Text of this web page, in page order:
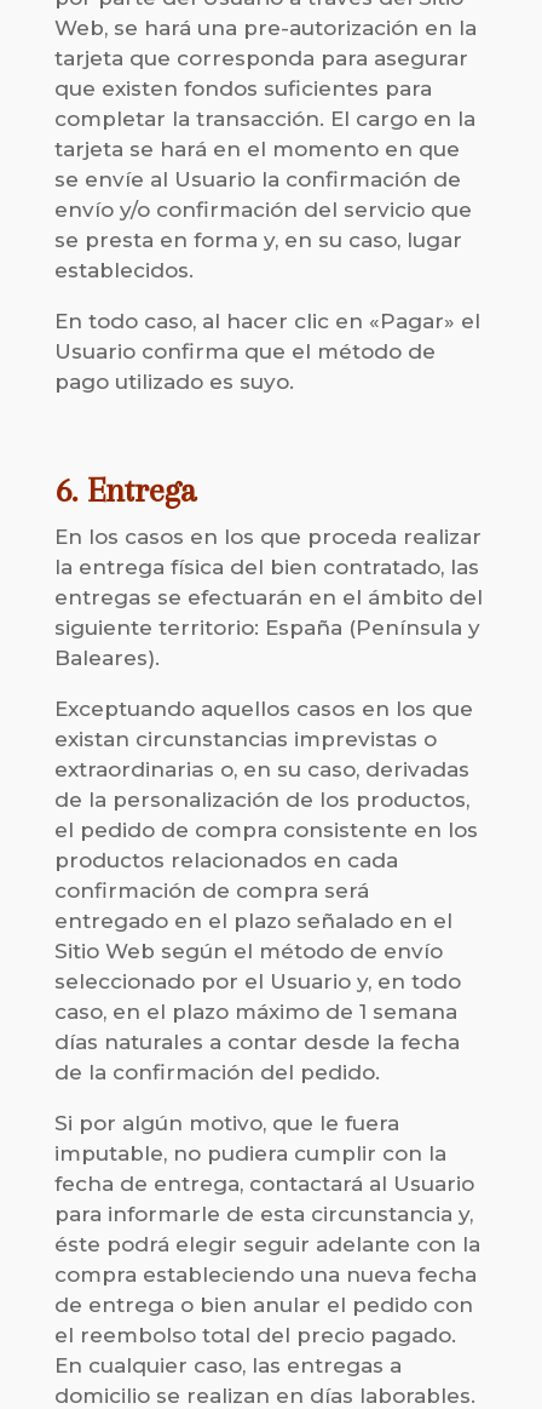
Web, se hará una pre-autorización en la
tarjeta que corresponda para asegurar
que existen fondos suficientes para
completar la transacción. El cargo en la
tarjeta se hará en el momento en que
se envíe al Usuario la confirmación de
envío y/o confirmación del servicio que
se presta en forma y, en su caso, lugar
establecidos.
En todo caso, al hacer clic en «Pagar» el
Usuario confirma que el método de
pago utilizado es suyo.
6. Entrega
En los casos en los que proceda realizar
la entrega física del bien contratado, las
entregas se efectuarán en el ámbito del
siguiente territorio: España (Península y
Baleares).
Exceptuando aquellos casos en los que
existan circunstancias imprevistas o
extraordinarias o, en su caso, derivadas
de la personalización de los productos,
el pedido de compra consistente en los
productos relacionados en cada
confirmación de compra será
entregado en el plazo señalado en el
Sitio Web según el método de envío
seleccionado por el Usuario y, en todo
caso, en el plazo máximo de 1 semana
días naturales a contar desde la fecha
de la confirmación del pedido.
Si por algún motivo, que le fuera
imputable, no pudiera cumplir con la
fecha de entrega, contactará al Usuario
para informarle de esta circunstancia y,
éste podrá elegir seguir adelante con la
compra estableciendo una nueva fecha
de entrega o bien anular el pedido con
el reembolso total del precio pagado.
En cualquier caso, las entregas a
domicilio se realizan en días laborables.